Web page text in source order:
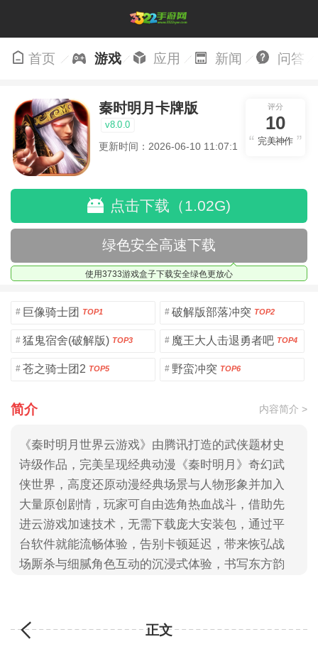
首页 游戏 应用 新闻 问答
秦时明月卡牌版
v8.0.0
更新时间：2026-06-10 11:07:19
评分
10
完美神作
点击下载（1.02G)
绿色安全高速下载
使用3733游戏盒子下载安全绿色更放心
# 巨像骑士团 TOP1 # 破解版部落冲突 TOP2
# 猛鬼宿舍(破解版) TOP3 # 魔王大人击退勇者吧 TOP4
# 苍之骑士团2 TOP5 # 野蛮冲突 TOP6
简介 内容简介 >
《秦时明月世界云游戏》由腾讯打造的武侠题材史
诗级作品，完美呈现经典动漫《秦时明月》奇幻武
侠世界，高度还原动漫经典场景与人物形象并加入
大量原创剧情，玩家可自由选角热血战斗，借助先
进云游戏加速技术，无需下载庞大安装包，通过平
台软件就能流畅体验，告别卡顿延迟，带来恢弘战
场厮杀与细腻角色互动的沉浸式体验，书写东方韵
正文